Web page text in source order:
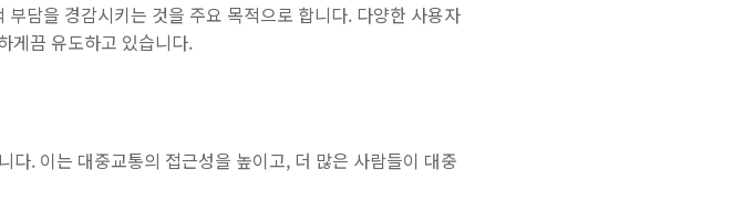
담을 경감시키는 것을 주요 목적으로 합니다. 다양한 사용자
게끔 유도하고 있습니다.
. 이는 대중교통의 접근성을 높이고, 더 많은 사람들이 대중